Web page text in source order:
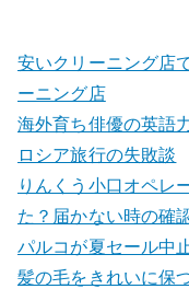
安いクリーニング店
ーニング店
海外育ち俳優の英語
ロシア旅行の失敗談
りんくう小口オペレ
た？届かない時の確
パルコが夏セール中
髪の毛をきれいに保